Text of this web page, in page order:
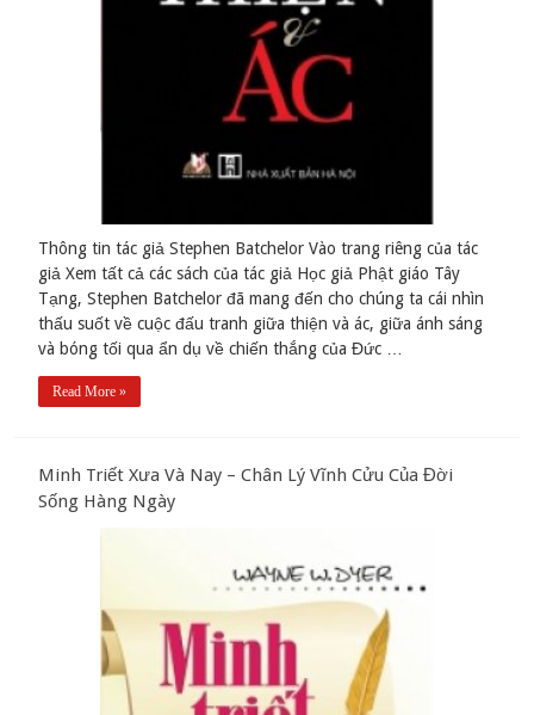
Thông tin tác giả Stephen Batchelor Vào trang riêng của tác
giả Xem tất cả các sách của tác giả Học giả Phật giáo Tây
Tạng, Stephen Batchelor đã mang đến cho chúng ta cái nhìn
thấu suốt về cuộc đấu tranh giữa thiện và ác, giữa ánh sáng
và bóng tối qua ẩn dụ về chiến thắng của Đức …
Read More »
Minh Triết Xưa Và Nay – Chân Lý Vĩnh Cửu Của Đời
Sống Hàng Ngày